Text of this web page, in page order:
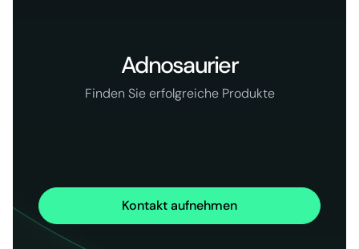
Adnosaurier
Finden Sie erfolgreiche Produkte
Kontakt aufnehmen